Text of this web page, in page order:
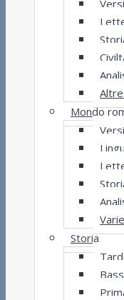
Mondo
Varie
Storia